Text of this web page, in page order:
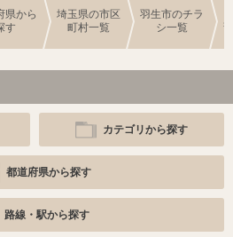
県から
す
埼玉県の市区
町村一覧
羽生市のチラ
シ一覧
カテゴリから探す
都道府県から探す
路線・駅から探す